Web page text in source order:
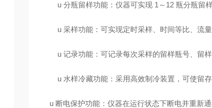
u 分瓶留样功能：仪器可实现 1～12 瓶分瓶留
u 采样功能：可实现定时采样、时间等比、流
u 记录功能：可记录每次采样的留样瓶号、留样
u 水样冷藏功能：采用高效制冷装置，可使留
u 断电保护功能：仪器在运行状态下断电并重新